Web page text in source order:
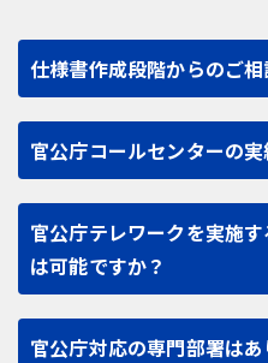
仕様書作成段階からのご
官公庁コールセンターの
官公庁テレワークを実施
は可能ですか？
官公庁対応の専門部署はあ